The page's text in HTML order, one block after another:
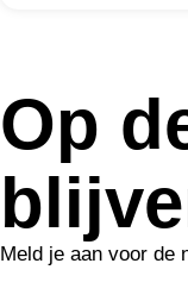
Op
Meld je aan voor de